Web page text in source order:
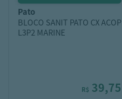
pato
BLOCO SANIT PATO CX ACOP
L3P2 MARINE
R$ 39,75